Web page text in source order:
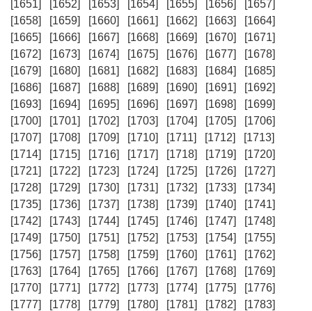
[1651]
[1652] [1653] [1654] [1655] [1656]
[1657]
[1658]
[1659] [1660] [1661] [1662] [1663]
[1664]
[1665]
[1666] [1667] [1668] [1669] [1670]
[1671]
[1672]
[1673] [1674] [1675] [1676] [1677]
[1678]
[1679]
[1680] [1681] [1682] [1683] [1684]
[1685]
[1686]
[1687] [1688] [1689] [1690] [1691]
[1692]
[1693]
[1694] [1695] [1696] [1697] [1698]
[1699]
[1700]
[1701] [1702] [1703] [1704] [1705]
[1706]
[1707]
[1708] [1709] [1710] [1711] [1712]
[1713]
[1714]
[1715] [1716] [1717] [1718] [1719]
[1720]
[1721]
[1722] [1723] [1724] [1725] [1726]
[1727]
[1728]
[1729] [1730] [1731] [1732] [1733]
[1734]
[1735]
[1736] [1737] [1738] [1739] [1740]
[1741]
[1742]
[1743] [1744] [1745] [1746] [1747]
[1748]
[1749]
[1750] [1751] [1752] [1753] [1754]
[1755]
[1756]
[1757] [1758] [1759] [1760] [1761]
[1762]
[1763]
[1764] [1765] [1766] [1767] [1768]
[1769]
[1770]
[1771] [1772] [1773] [1774] [1775]
[1776]
[1777]
[1778] [1779] [1780] [1781] [1782]
[1783]